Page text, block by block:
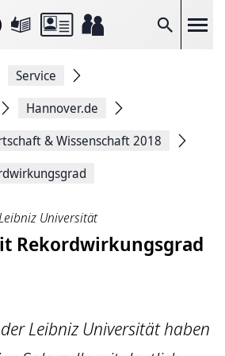
Suche
Service
Hannover.de
& Wissenschaft 2018
Universität
Rekordwirkungsgrad
Leibniz Universität haben